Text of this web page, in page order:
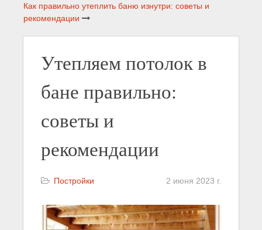
Как правильно утеплить баню изнутри: советы и
рекомендации
Утепляем потолок в
бане правильно:
советы и
рекомендации
Постройки 2 июня 2023 г.